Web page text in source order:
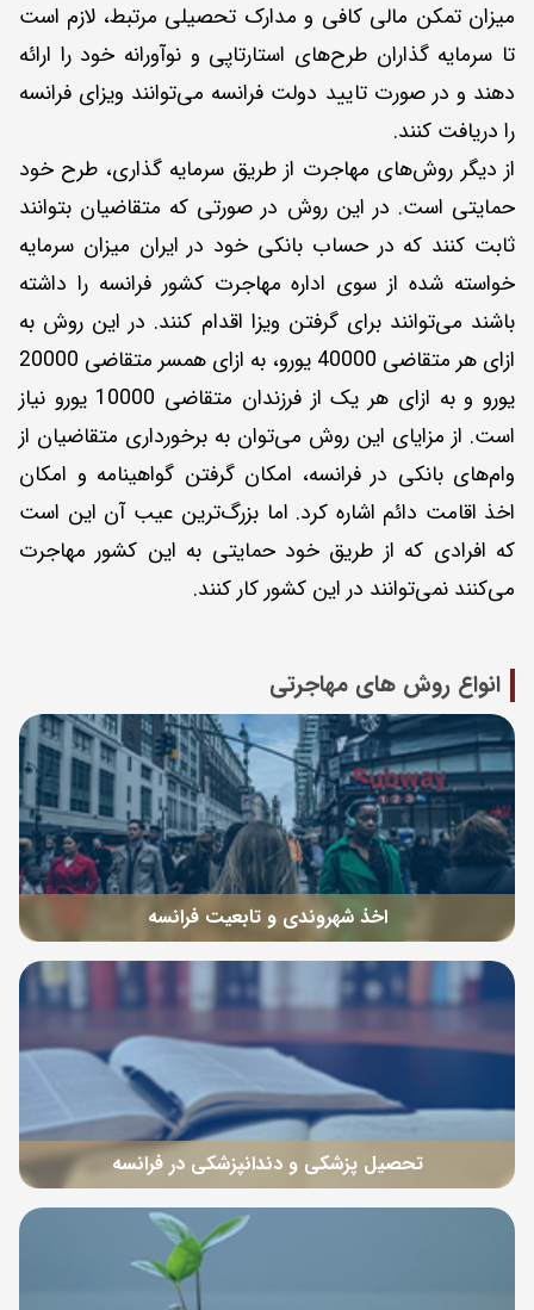
میزان تمکن مالی کافی و مدارک تحصیلی مرتبط، لازم است
تا سرمایه گذاران طرح‌های استارتاپی و نوآورانه خود را ارائه
‌دهند و در صورت تایید دولت فرانسه می‌توانند ویزای فرانسه
را دریافت کنند.
از دیگر روش‌های مهاجرت از طریق سرمایه گذاری، طرح خود
حمایتی است. در این روش در صورتی که متقاضیان بتوانند
ثابت کنند که در حساب بانکی خود در ایران میزان سرمایه
خواسته شده از سوی اداره مهاجرت کشور فرانسه را داشته
باشند می‌توانند برای گرفتن ویزا اقدام کنند. در این روش به
ازای هر متقاضی 40000 یورو، به ازای همسر متقاضی 20000
یورو و به ازای هر یک از فرزندان متقاضی 10000 یورو نیاز
است. از مزایای این روش می‌توان به برخورداری متقاضیان از
وام‌های بانکی در فرانسه، امکان گرفتن گواهینامه و امکان
اخذ اقامت دائم اشاره کرد. اما بزرگ‌ترین عیب آن این است
که افرادی که از طریق خود حمایتی به این کشور مهاجرت
می‌کنند نمی‌توانند در این کشور کار کنند.
انواع روش های مهاجرتی
اخذ شهروندی و تابعیت فرانسه
تحصیل پزشکی و دندانپزشکی در فرانسه